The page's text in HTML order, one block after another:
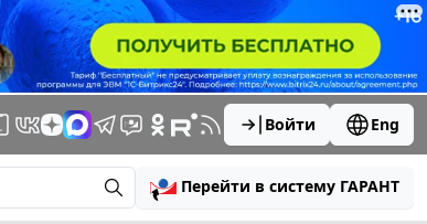
Войти Eng
Перейти в систему ГАРАНТ